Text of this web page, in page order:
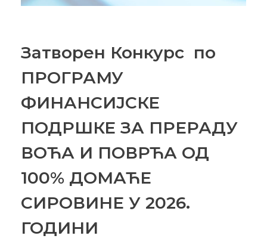
Затворен Конкурс по
ПРОГРАМУ
ФИНАНСИЈСКЕ
ПОДРШКЕ ЗА ПРЕРАДУ
ВОЋА И ПОВРЋА ОД
100% ДОМАЋЕ
СИРОВИНЕ У 2026.
ГОДИНИ